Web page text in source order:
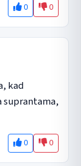
0 0
kad
suprantama,
0 0